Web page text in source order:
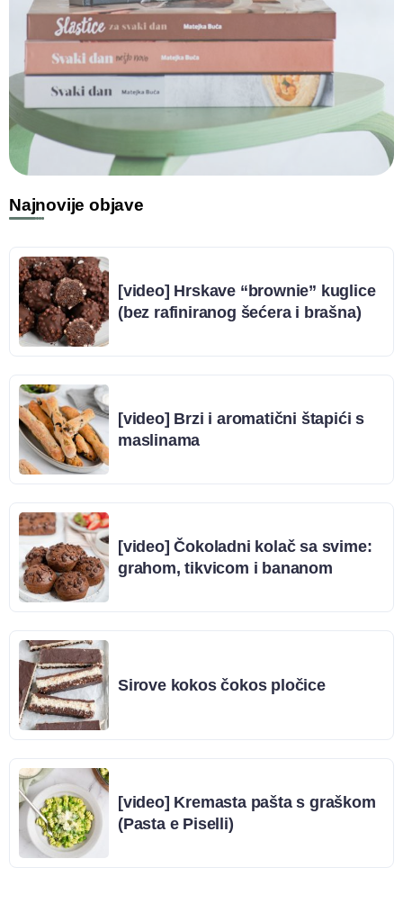
Najnovije objave
[video] Hrskave “brownie” kuglice
(bez rafiniranog šećera i brašna)
[video] Brzi i aromatični štapići s
maslinama
[video] Čokoladni kolač sa svime:
grahom, tikvicom i bananom
Sirove kokos čokos pločice
[video] Kremasta pašta s graškom
(Pasta e Piselli)